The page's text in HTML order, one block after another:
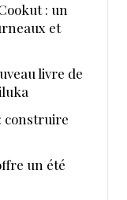
: un
et
livre de
construire
un été